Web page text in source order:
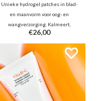
Unieke hydrogel patches in blad-
en maanvorm voor oog- en
wangverzorging. Kalmeert,
ontzwelt en verheldert de teint
direct. Verrijkt met Rijstextract,
Allantoïne en Niacinamide om de
huid intensief te verjongen en te
herstellen voor een frisse blik.
€26,00